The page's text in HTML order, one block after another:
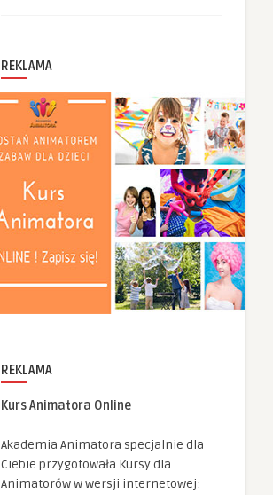
REKLAMA
REKLAMA
Kurs Animatora Online
Akademia Animatora specjalnie dla
Ciebie przygotowała Kursy dla
Animatorów w wersji internetowej: